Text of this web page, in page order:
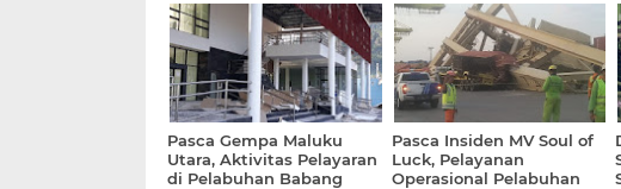
Pasca Gempa Maluku
Utara, Aktivitas Pelayaran
di Pelabuhan Babang
Pasca Insiden MV Soul of
Luck, Pelayanan
Operasional Pelabuhan